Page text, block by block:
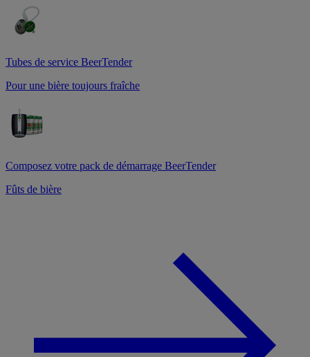
Tubes de service BeerTender
Pour une bière toujours fraîche
Composez votre pack de démarrage BeerTender
Fûts de bière